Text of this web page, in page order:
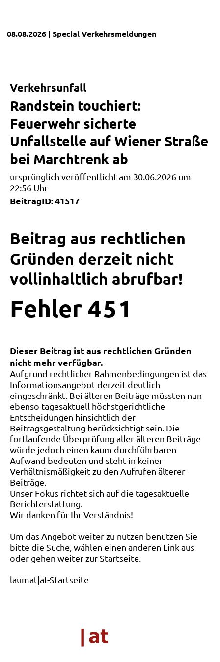
08.08.2026 | SpecialVerkehrsmeldungen
Verkehrsunfall
Randstein touchiert:
Feuerwehr sicherte
Unfallstelle auf Wiener Straße
bei Marchtrenk ab
ursprünglich veröffentlicht am 30.06.2026 um
22:56 Uhr
BeitragID: 41517
Beitrag aus rechtlichen
Gründen derzeit nicht
vollinhaltlich abrufbar!
Fehler 4 5 1
Dieser Beitrag ist aus rechtlichen Gründen
nicht mehr verfügbar.
Aufgrund rechtlicher Rahmenbedingungen ist das
Informationsangebot derzeit deutlich
eingeschränkt. Bei älteren Beiträge müssten nun
ebenso tagesaktuell höchstgerichtliche
Entscheidungen hinsichtlich der
Beitragsgestaltung berücksichtigt sein. Die
fortlaufende Überprüfung aller älteren Beiträge
würde jedoch einen kaum durchführbaren
Aufwand bedeuten und steht in keiner
Verhältnismäßigkeit zu den Aufrufen älterer
Beiträge.
Unser Fokus richtet sich auf die tagesaktuelle
Berichterstattung.
Wir danken für Ihr Verständnis!
Um das Angebot weiter zu nutzen benutzen Sie
bitte die Suche, wählen einen anderen Link aus
oder gehen weiter zur Startseite.
laumat|at-Startseite